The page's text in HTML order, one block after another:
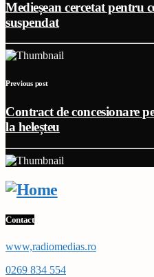
Medieșean cercetat pentru
suspendat
Previous post
Contract de concesionare
la heleșteu
Contact
www,radiomedias.ro
0269 834 554